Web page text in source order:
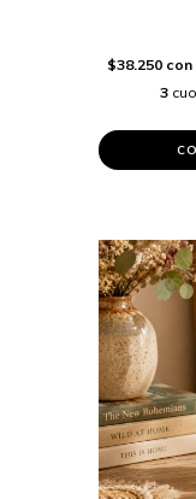
$38.250 con
3